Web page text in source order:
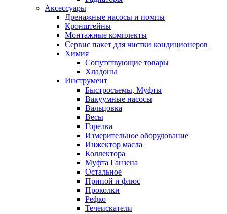
Аксессуары
Дренажные насосы и помпы
Кронштейны
Монтажные комплекты
Сервис пакет для чистки кондиционеров
Химия
Сопутствующие товары
Хладоны
Инструмент
Быстросъемы, Муфты
Вакуумные насосы
Вальцовка
Весы
Горелка
Измерительное оборудование
Инжектор масла
Коллектора
Муфта Ганзена
Остальное
Припой и флюс
Проколки
Рефко
Течеискатели